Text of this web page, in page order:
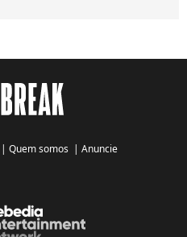
| Quem somos | Anuncie